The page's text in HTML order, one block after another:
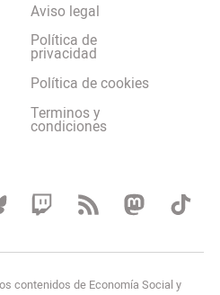
Aviso legal
Política de
privacidad
Política de cookies
Terminos y
condiciones
contenidos de Economía Social y